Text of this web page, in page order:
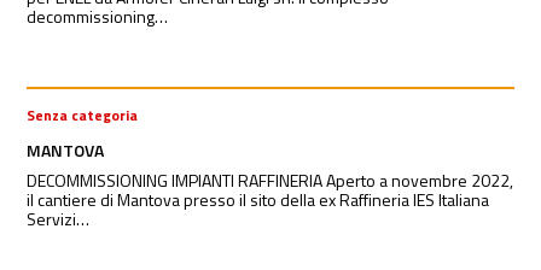
decommissioning…
Senza categoria
MANTOVA
DECOMMISSIONING IMPIANTI RAFFINERIA Aperto a novembre 2022,
il cantiere di Mantova presso il sito della ex Raffineria IES Italiana
Servizi…